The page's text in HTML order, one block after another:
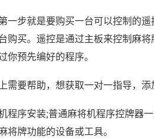
一步就是要购买一台可以控制的
购买。遥控是通过主板来控制麻
你预先编好的程序。
需要帮助，想获取一对一指导，
程序安装;普通麻将机程序控牌器
将牌功能的设备或工具。